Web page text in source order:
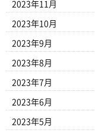
2023年11月
2023年10月
2023年9月
2023年8月
2023年7月
2023年6月
2023年5月